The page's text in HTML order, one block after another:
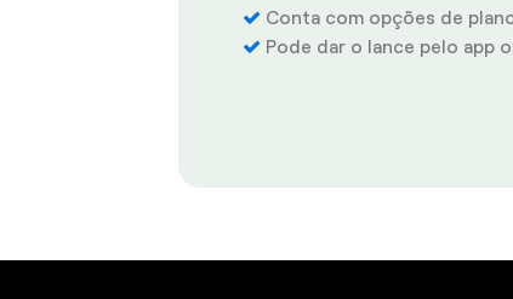
Conta com opções de
Pode dar o lance pelo app